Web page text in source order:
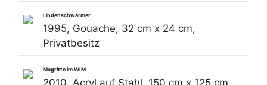
Lindenschwärmer
1995, Gouache, 32 cm x 24 cm,
Privatbesitz
Magritte im WIM
2010, Acryl auf Stahl, 150 cm x 125 cm,